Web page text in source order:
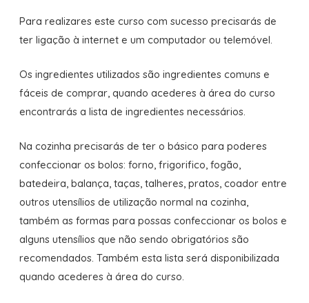
Para realizares este curso com sucesso precisarás de
ter ligação à internet e um computador ou telemóvel.
Os ingredientes utilizados são ingredientes comuns e
fáceis de comprar, quando acederes à área do curso
encontrarás a lista de ingredientes necessários.
Na cozinha precisarás de ter o básico para poderes
confeccionar os bolos: forno, frigorifico, fogão,
batedeira, balança, taças, talheres, pratos, coador entre
outros utensílios de utilização normal na cozinha,
também as formas para possas confeccionar os bolos e
alguns utensílios que não sendo obrigatórios são
recomendados. Também esta lista será disponibilizada
quando acederes à área do curso.